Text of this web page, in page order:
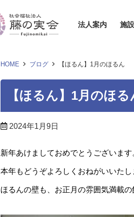
法人案内 施
HOME ブログ 【ほるん】1月のほるん
【ほるん】1月のほる
2024年1月9日
新年あけましておめでとうございます
本年もどうぞよろしくおねがいいたし
ほるんの壁も、お正月の雰囲気満載